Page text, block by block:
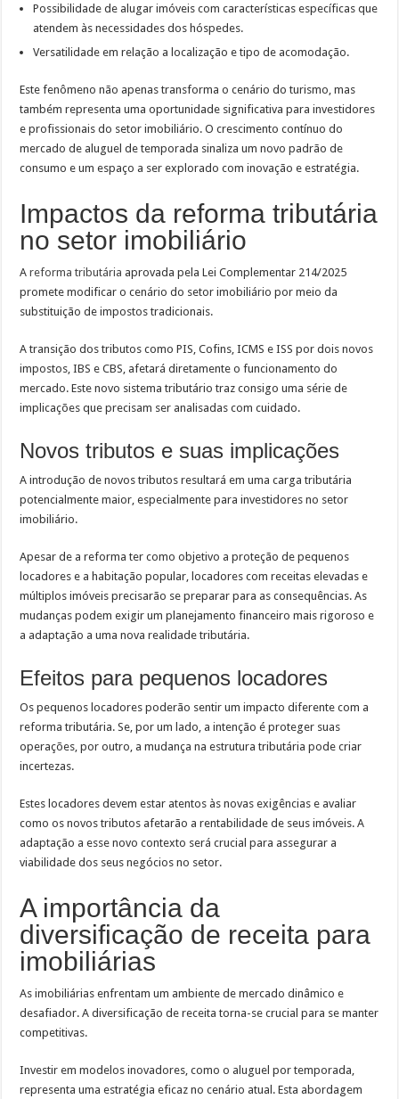
Possibilidade de alugar imóveis com características específicas que
atendem às necessidades dos hóspedes.
Versatilidade em relação a localização e tipo de acomodação.
Este fenômeno não apenas transforma o cenário do turismo, mas
também representa uma oportunidade significativa para investidores
e profissionais do setor imobiliário. O crescimento contínuo do
mercado de aluguel de temporada sinaliza um novo padrão de
consumo e um espaço a ser explorado com inovação e estratégia.
Impactos da reforma tributária
no setor imobiliário
Areforma tributária aprovada pela Lei Complementar 214/2025
promete modificar o cenário do setor imobiliário por meio da
substituição de impostos tradicionais.
A transição dos tributos como PIS, Cofins, ICMS e ISS por dois novos
impostos, IBS e CBS, afetará diretamente o funcionamento do
mercado. Este novo sistema tributário traz consigo uma série de
implicações que precisam ser analisadas com cuidado.
Novos tributos e suas implicações
A introdução de novos tributos resultará em uma carga tributária
potencialmente maior, especialmente para investidores no setor
imobiliário.
Apesar de a reforma ter como objetivo a proteção de pequenos
locadores e a habitação popular, locadores com receitas elevadas e
múltiplos imóveis precisarão se preparar para as consequências. As
mudanças podem exigir um planejamento financeiro mais rigoroso e
a adaptação a uma nova realidade tributária.
Efeitos para pequenos locadores
Os pequenos locadores poderão sentir um impacto diferente com a
reforma tributária. Se, por um lado, a intenção é proteger suas
operações, por outro, a mudança na estrutura tributária pode criar
incertezas.
Estes locadores devem estar atentos às novas exigências e avaliar
como os novos tributos afetarão a rentabilidade de seus imóveis. A
adaptação a esse novo contexto será crucial para assegurar a
viabilidade dos seus negócios no setor.
A importância da
diversificação de receita para
imobiliárias
As imobiliárias enfrentam um ambiente de mercado dinâmico e
desafiador. A diversificação de receita torna-se crucial para se manter
competitivas.
Investir em modelos inovadores, como o aluguel por temporada,
representa uma estratégia eficaz no cenário atual. Esta abordagem